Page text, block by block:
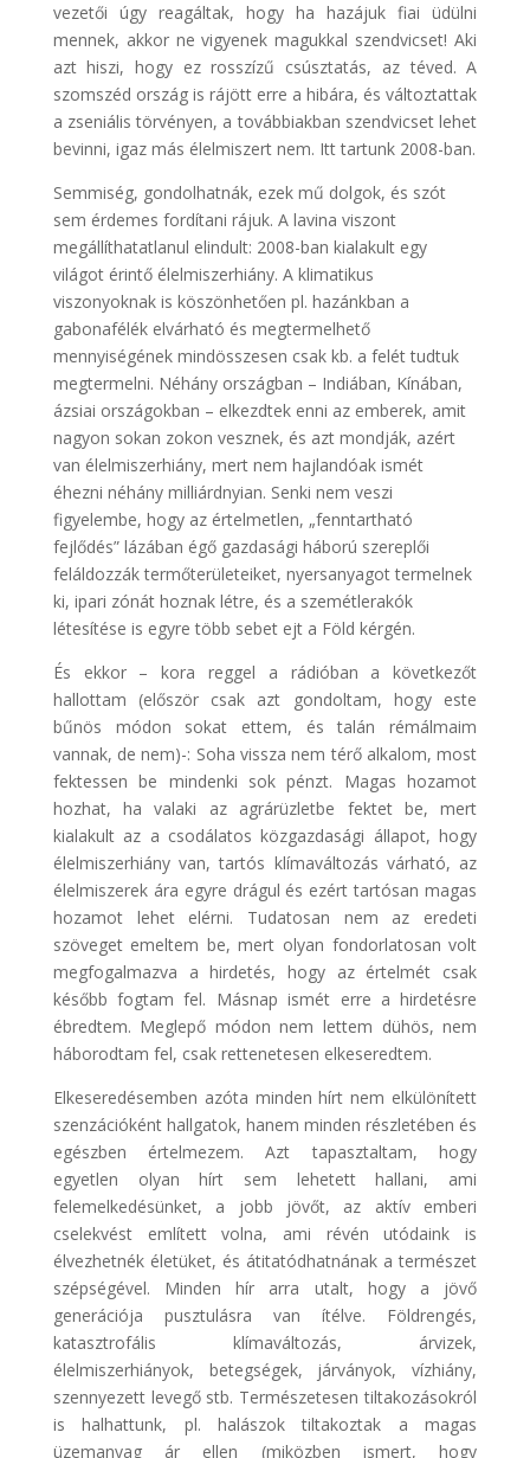
vezetői úgy reagáltak, hogy ha hazájuk fiai üdülni
mennek, akkor ne vigyenek magukkal szendvicset! Aki
azt hiszi, hogy ez rosszízű csúsztatás, az téved. A
szomszéd ország is rájött erre a hibára, és változtattak
a zseniális törvényen, a továbbiakban szendvicset lehet
bevinni, igaz más élelmiszert nem. Itt tartunk 2008-ban.
Semmiség, gondolhatnák, ezek mű dolgok, és szót
sem érdemes fordítani rájuk. A lavina viszont
megállíthatatlanul elindult: 2008-ban kialakult egy
világot érintő élelmiszerhiány. A klimatikus
viszonyoknak is köszönhetően pl. hazánkban a
gabonafélék elvárható és megtermelhető
mennyiségének mindösszesen csak kb. a felét tudtuk
megtermelni. Néhány országban – Indiában, Kínában,
ázsiai országokban – elkezdtek enni az emberek, amit
nagyon sokan zokon vesznek, és azt mondják, azért
van élelmiszerhiány, mert nem hajlandóak ismét
éhezni néhány milliárdnyian. Senki nem veszi
figyelembe, hogy az értelmetlen, „fenntartható
fejlődés” lázában égő gazdasági háború szereplői
feláldozzák termőterületeiket, nyersanyagot termelnek
ki, ipari zónát hoznak létre, és a szemétlerakók
létesítése is egyre több sebet ejt a Föld kérgén.
És ekkor – kora reggel a rádióban a következőt
hallottam (először csak azt gondoltam, hogy este
bűnös módon sokat ettem, és talán rémálmaim
vannak, de nem)-: Soha vissza nem térő alkalom, most
fektessen be mindenki sok pénzt. Magas hozamot
hozhat, ha valaki az agrárüzletbe fektet be, mert
kialakult az a csodálatos közgazdasági állapot, hogy
élelmiszerhiány van, tartós klímaváltozás várható, az
élelmiszerek ára egyre drágul és ezért tartósan magas
hozamot lehet elérni. Tudatosan nem az eredeti
szöveget emeltem be, mert olyan fondorlatosan volt
megfogalmazva a hirdetés, hogy az értelmét csak
később fogtam fel. Másnap ismét erre a hirdetésre
ébredtem. Meglepő módon nem lettem dühös, nem
háborodtam fel, csak rettenetesen elkeseredtem.
Elkeseredésemben azóta minden hírt nem elkülönített
szenzációként hallgatok, hanem minden részletében és
egészben értelmezem. Azt tapasztaltam, hogy
egyetlen olyan hírt sem lehetett hallani, ami
felemelkedésünket, a jobb jövőt, az aktív emberi
cselekvést említett volna, ami révén utódaink is
élvezhetnék életüket, és átitatódhatnának a természet
szépségével. Minden hír arra utalt, hogy a jövő
generációja pusztulásra van ítélve. Földrengés,
katasztrofális klímaváltozás, árvizek,
élelmiszerhiányok, betegségek, járványok, vízhiány,
szennyezett levegő stb. Természetesen tiltakozásokról
is halhattunk, pl. halászok tiltakoztak a magas
üzemanyag ár ellen (miközben ismert, hogy